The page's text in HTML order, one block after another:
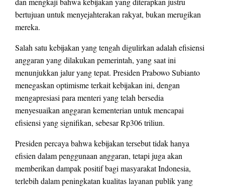
bertujuan untuk menyejahterakan rakyat, bukan merugikan
mereka.
Salah satu kebijakan yang tengah digulirkan adalah efisiensi
anggaran yang dilakukan pemerintah, yang saat ini
menunjukkan jalur yang tepat. Presiden Prabowo Subianto
menegaskan optimisme terkait kebijakan ini, dengan
mengapresiasi para menteri yang telah bersedia
menyesuaikan anggaran kementerian untuk mencapai
efisiensi yang signifikan, sebesar Rp306 triliun.
Presiden percaya bahwa kebijakan tersebut tidak hanya
efisien dalam penggunaan anggaran, tetapi juga akan
memberikan dampak positif bagi masyarakat Indonesia,
terlebih dalam peningkatan kualitas layanan publik yang